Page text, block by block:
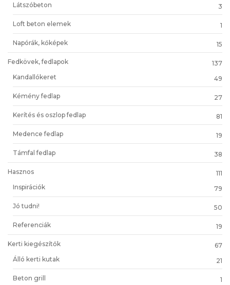
Látszóbeton 3
Loft beton elemek 1
Napórák, kőképek 15
Fedkövek, fedlapok
137
Kandallókeret
49
Kémény fedlap 27
Kerítés és oszlop fedlap 81
Medence fedlap 19
Támfal fedlap 38
Hasznos
111
Inspirációk
79
Jó tudni! 50
Referenciák 19
Kerti kiegészítők
67
Álló kerti kutak
21
Beton grill 1